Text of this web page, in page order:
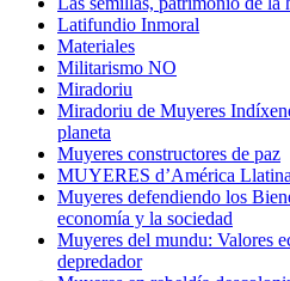
Latifundio Inmoral
Materiales
Militarismo NO
Miradoriu
Miradoriu de Muyeres
planeta
Muyeres constructores de paz
MUYERES d’América
Muyeres defendiendo los
economía y la sociedad
Muyeres del mundu: Valores
depredador